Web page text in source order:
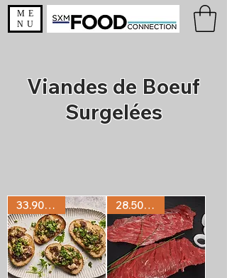
ME
NU
Viandes de Boeuf
Surgelées
33.90€/KG 28.50€/KG